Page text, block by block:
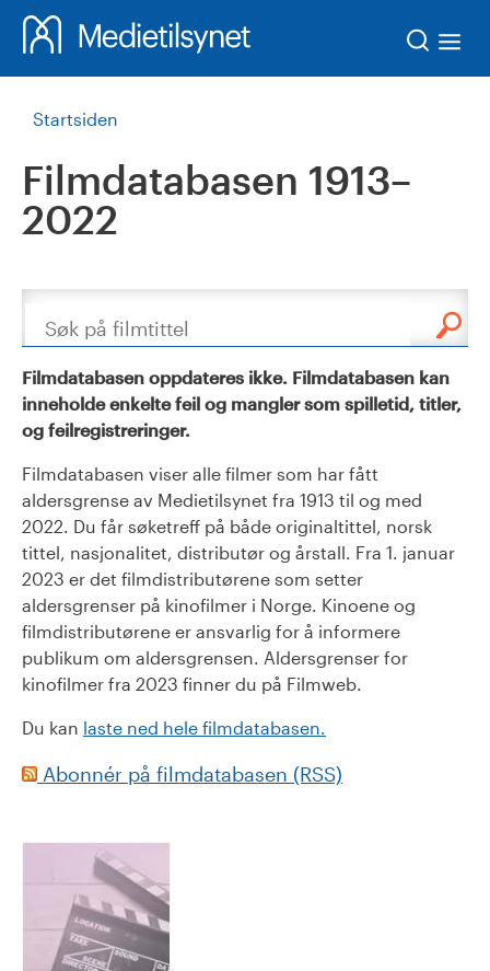
Startsiden
Filmdatabasen 1913–
2022
Søk
Filmdatabasen oppdateres ikke. Filmdatabasen kan
inneholde enkelte feil og mangler som spilletid, titler,
og feilregistreringer.
Filmdatabasen viser alle filmer som har fått
aldersgrense av Medietilsynet fra 1913 til og med
2022. Du får søketreff på både originaltittel, norsk
tittel, nasjonalitet, distributør og årstall. Fra 1. januar
2023 er det filmdistributørene som setter
aldersgrenser på kinofilmer i Norge. Kinoene og
filmdistributørene er ansvarlig for å informere
publikum om aldersgrensen. Aldersgrenser for
kinofilmer fra 2023 finner du på Filmweb.
Du kan laste ned hele filmdatabasen.
Abonnér på filmdatabasen (RSS)